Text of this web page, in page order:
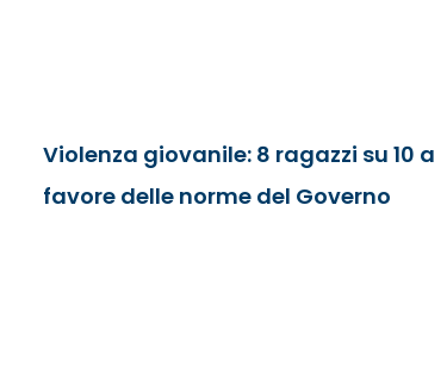
Violenza giovanile: 8 ragazzi su 10 a
favore delle norme del Governo